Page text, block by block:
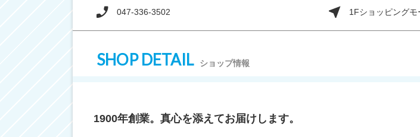
047-336-3502 1Fショッピングモ
SHOP DETAIL ショップ情報
1900年創業。真心を添えてお届けします。